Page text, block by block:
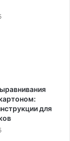
для